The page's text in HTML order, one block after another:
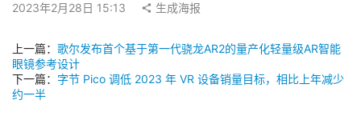
2023年2月28日 15:13 生成海报
上一篇： 歌尔发布首个基于第一代骁龙AR2的量产化轻量级AR智能
眼镜参考设计
下一篇： 字节 Pico 调低 2023 年 VR 设备销量目标，相比上年减少
约一半